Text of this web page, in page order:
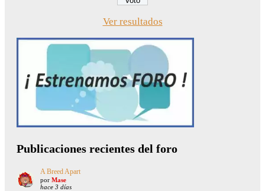
Ver resultados
Publicaciones recientes del foro
A Breed Apart
por Mase
hace 3 días